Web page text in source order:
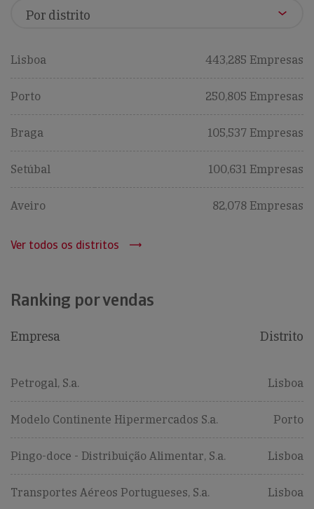
Lisboa 443,285 Empresas
Porto 250,805 Empresas
Braga 105,537 Empresas
Setúbal 100,631 Empresas
Aveiro 82,078 Empresas
Ver todos os distritos
Ranking por vendas
Empresa Distrito
Petrogal, S.a. Lisboa
Modelo Continente Hipermercados S.a. Porto
Pingo-doce - Distribuição Alimentar, S.a. Lisboa
Transportes Aéreos Portugueses, S.a. Lisboa